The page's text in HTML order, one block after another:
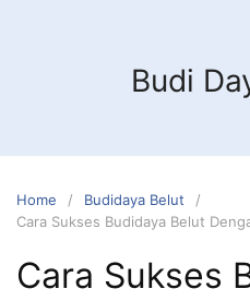
Budi
Home
Budidaya Belut
Cara Sukses Budidaya Belut
Cara Sukses